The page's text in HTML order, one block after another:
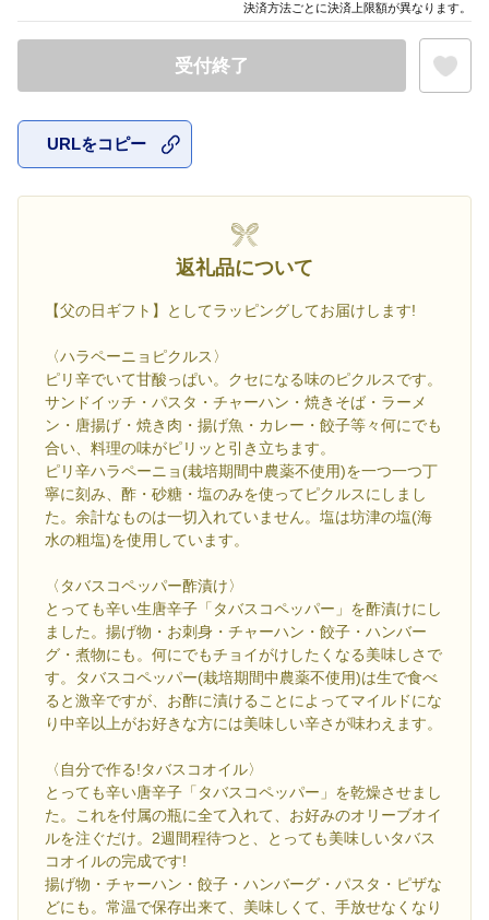
受付終了
URLをコピー
返礼品について
【父の日ギフト】としてラッピングしてお届けします!
〈ハラペーニョピクルス〉
ピリ辛でいて甘酸っぱい。クセになる味のピクルスです。
サンドイッチ・パスタ・チャーハン・焼きそば・ラーメ
ン・唐揚げ・焼き肉・揚げ魚・カレー・餃子等々何にでも
合い、料理の味がピリッと引き立ちます。
ピリ辛ハラペーニョ(栽培期間中農薬不使用)を一つ一つ丁
寧に刻み、酢・砂糖・塩のみを使ってピクルスにしまし
た。余計なものは一切入れていません。塩は坊津の塩(海
水の粗塩)を使用しています。
〈タバスコペッパー酢漬け〉
とっても辛い生唐辛子「タバスコペッパー」を酢漬けにし
ました。揚げ物・お刺身・チャーハン・餃子・ハンバー
グ・煮物にも。何にでもチョイがけしたくなる美味しさで
す。タバスコペッパー(栽培期間中農薬不使用)は生で食べ
ると激辛ですが、お酢に漬けることによってマイルドにな
り中辛以上がお好きな方には美味しい辛さが味わえます。
〈自分で作る!タバスコオイル〉
とっても辛い唐辛子「タバスコペッパー」を乾燥させまし
た。これを付属の瓶に全て入れて、お好みのオリーブオイ
ルを注ぐだけ。2週間程待つと、とっても美味しいタバス
コオイルの完成です!
揚げ物・チャーハン・餃子・ハンバーグ・パスタ・ピザな
どにも。常温で保存出来て、美味しくて、手放せなくなり
決済方法ごとに決済上限額が異なります。